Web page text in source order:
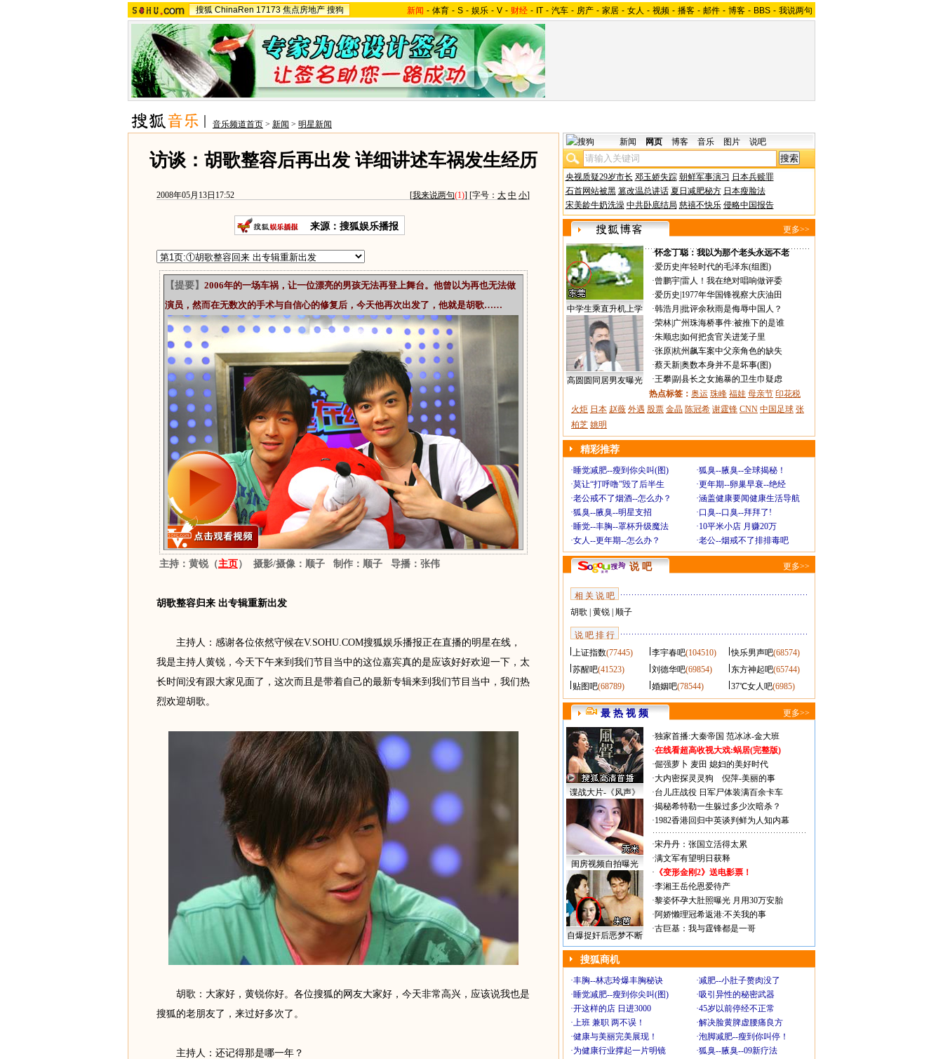
搜狐 ChinaRen 17173 焦点房地产 搜狗 新闻 - 体育 - S - 娱乐 - V - 财经 - IT - 汽车 - 房产 - 家居 - 女人 - 视频 - 播客 - 邮件 - 博客 - BBS - 我说两句
音乐频道首页 > 新闻 > 明星新闻
访谈：胡歌整容后再出发 详细讲述车祸发生经历
2008年05月13日17:52 [我来说两句(1)] [字号： 大 中 小]
来源：搜狐娱乐播报
【提要】 2006年的一场车祸，让一位漂亮的男孩无法再登上舞台。他曾以为再也无法做
演员，然而在无数次的手术与自信心的修复后，今天他再次出发了，他就是胡歌……
主持：黄锐（主页） 摄影/摄像：顺子 制作：顺子 导播：张伟
胡歌整容归来 出专辑重新出发
主持人：感谢各位依然守候在V.SOHU.COM搜狐娱乐播报正在直播的明星在线，
我是主持人黄锐，今天下午来到我们节目当中的这位嘉宾真的是应该好好欢迎一下，太
长时间没有跟大家见面了，这次而且是带着自己的最新专辑来到我们节目当中，我们热
烈欢迎胡歌。
胡歌：大家好，黄锐你好。各位搜狐的网友大家好，今天非常高兴，应该说我也是
搜狐的老朋友了，来过好多次了。
主持人：还记得那是哪一年？
新闻 网页 博客 音乐 图片 说吧
央视质疑29岁市长 邓玉娇失踪 朝鲜军事演习 日本兵赎罪
石首网站被黑 篡改温总讲话 夏日减肥秘方 日本瘦脸法
宋美龄牛奶洗澡 中共卧底结局 慈禧不快乐 侵略中国报告
更多>>
中学生乘直升机上学
高圆圆同居男友曝光
·怀念丁聪：我以为那个老头永远不老
·爱历史 年轻时代的毛泽东(组图)
·曾鹏宇|雷人！我在绝对唱响做评委
·爱历史 1977年华国锋视察大庆油田
·韩浩月 批评余秋雨是侮辱中国人？
·荣林| 广州珠海桥事件:被推下的是谁
·朱顺忠 如何把贪官关进笼子里
·张原|杭州飙车案中父亲角色的缺失
·蔡天新|奥数本身并不是坏事(图)
·王攀|副县长之女施暴的卫生巾疑虑
热点标签： 奥运 珠峰 福娃 母亲节 印花税
火炬 日本 赵薇 外遇 股票 金晶 陈冠希 谢霆锋 CNN 中国足球 张
柏芝 姚明
精彩推荐
·睡觉减肥--瘦到你尖叫(图) ·狐臭--腋臭--全球揭秘！
·莫让“打呼噜”毁了后半生 ·更年期--卵巢早衰--绝经
·老公戒不了烟酒--怎么办？ ·涵盖健康要闻健康生活导航
·狐臭--腋臭--明星支招 ·口臭--口臭--拜拜了!
·睡觉--丰胸--罩杯升级魔法 ·10平米小店 月赚20万
·女人--更年期--怎么办？ ·老公--烟戒不了排排毒吧
说 吧 更多>>
相 关 说 吧
胡歌
黄锐| 顺子
说 吧 排 行
上证指数(77445) 李宇春吧(104510) 快乐男声吧(68574)
苏醒吧(41523) 刘德华吧(69854) 东方神起吧(65744)
贴图吧(68789) 婚姻吧(78544) 37℃女人吧(6985)
最 热 视 频 更多>>
谍战大片-《风声》
闺房视频自拍曝光
自爆捉奸后恶梦不断
·独家首播:大秦帝国 范冰冰-金大班
·在线看超高收视大戏:蜗居(完整版)
·倔强萝卜 麦田 媳妇的美好时代
·大内密探灵灵狗
倪萍-美丽的事
·台儿庄战役 日军尸体装满百余卡车
·揭秘希特勒一生躲过多少次暗杀？
·1982香港回归中英谈判鲜为人知内幕
·宋丹丹：张国立活得太累
·满文军有望明日获释
· 《变形金刚2》送电影票！
·李湘王岳伦恩爱待产
·黎姿怀孕大肚照曝光 月用30万安胎
·阿娇懒理冠希返港:不关我的事
·古巨基：我与霆锋都是一哥
搜狐商机
·丰胸--林志玲爆丰胸秘诀 ·减肥--小肚子赘肉没了
·睡觉减肥--瘦到你尖叫(图) ·吸引异性的秘密武器
·开这样的店 日进3000 ·45岁以前停经不正常
·上班 兼职 两不误！ ·解决脸黄脾虚腰痛良方
·健康与美丽完美展现！ ·泡脚减肥--瘦到你叫停！
·为健康行业撑起一片明镜 ·狐臭--腋臭--09新疗法